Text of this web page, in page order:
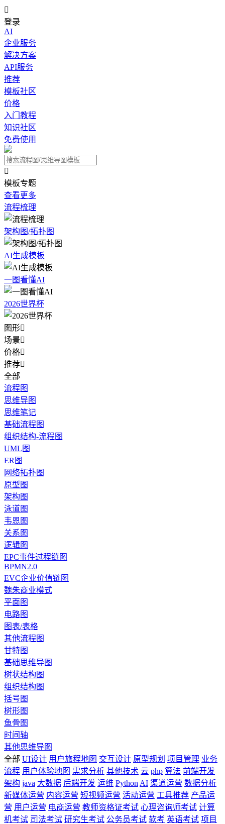

登录
AI
企业服务
解决方案
API服务
推荐
模板社区
价格
入门教程
知识社区
免费使用

模板专题
查看更多
流程梳理
架构图/拓扑图
AI生成模板
一图看懂AI
2026世界杯
图形
场景
价格
推荐
全部
流程图
思维导图
思维笔记
基础流程图
组织结构-流程图
UML图
ER图
网络拓扑图
原型图
架构图
泳道图
韦恩图
关系图
逻辑图
EPC事件过程链图
BPMN2.0
EVC企业价值链图
魏朱商业模式
平面图
电路图
图表/表格
其他流程图
甘特图
基础思维导图
树状结构图
组织结构图
括号图
树形图
鱼骨图
时间轴
其他思维导图
全部 UI设计 用户旅程地图 交互设计 原型规划 项目管理 业务
流程 用户体验地图 需求分析 其他技术 云 php 算法 前端开发
架构 java 大数据 后端开发 运维 Python AI 渠道运营 数据分析
新媒体运营 内容运营 短视频运营 活动运营 工具推荐 产品运
营 用户运营 电商运营 教师资格证考试 心理咨询师考试 计算
机考试 司法考试 研究生考试 公务员考试 软考 英语考试 项目